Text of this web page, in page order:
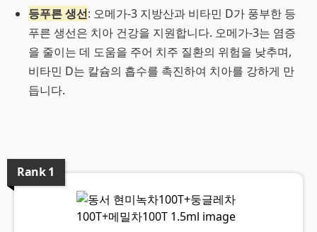
등푸른 생선: 오메가-3 지방산과 비타민 D가 풍부한 등
푸른 생선은 치아 건강을 지원합니다. 오메가-3는 염증
을 줄이는 데 도움을 주어 치주 질환의 위험을 낮추며,
비타민 D는 칼슘의 흡수를 촉진하여 치아를 강하게 만
듭니다.
Rank1